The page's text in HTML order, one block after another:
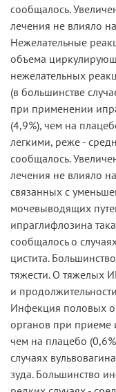
сообщалось.
лечения не влияло
Нежелательные
объема
нежелательных
(в большинстве
при применении
(4,9%), чем на
легкими, реже -
сообщалось.
лечения не влияло
связанных с
мочевыводящих
ипраглифлозина
сообщалось о
цистита.
тяжести. О тяжелых
и
Инфекция половых
органов при приеме
чем на плацебо
случаях
зуда. Большинство